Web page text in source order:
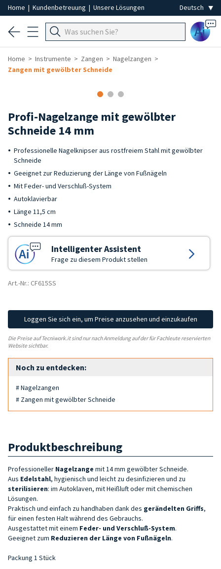
Home | Kundenbetreuung | Unsere Lösungen
Ai
Home Instrumente Zangen
Nagelzangen
Zangen mit gewölbter Schneide
Profi-Nagelzange mit gewölbter
Schneide 14 mm
Professionelle Nagelknipser aus rostfreiem Stahl mit gewölbter
Schneide
Geeignet zur Reduzierung der Länge von Fußnägeln
Mit Feder- und Verschluß-System
Autoklavierbar
Länge 11,5 cm
Schneide 14 mm
Intelligenter Assistent
Frage zu diesem Produkt stellen
Art.-Nr.: CF615SS
Loggen Sie sich ein, um Preise anzusehen und einzukaufen
Die Preise auf Tecniwork.it sind nur nach Anmeldung auf der für Fachleute reservierten
Website sichtbar.
Noch zu entdecken:
# Nagelzangen
# Zangen mit gewölbter Schneide
Produktbeschreibung
Professioneller Nagelzange mit 14 mm gewölbter Schneide.
Aus Edelstahl, hygienisch und leicht zu desinfizieren und zu
sterilisieren: im Autoklaven, mit Heißluft oder mit chemischen
Lösungen.
Praktisch und einfach zu handhaben dank des gerändelten Griffs,
für einen festen Halt während des Gebrauchs.
Ausgestattet mit einem Feder- und Verschluß-System.
Geeignet zum Reduzieren der Länge von Fußnägeln.
Packung 1 Stück